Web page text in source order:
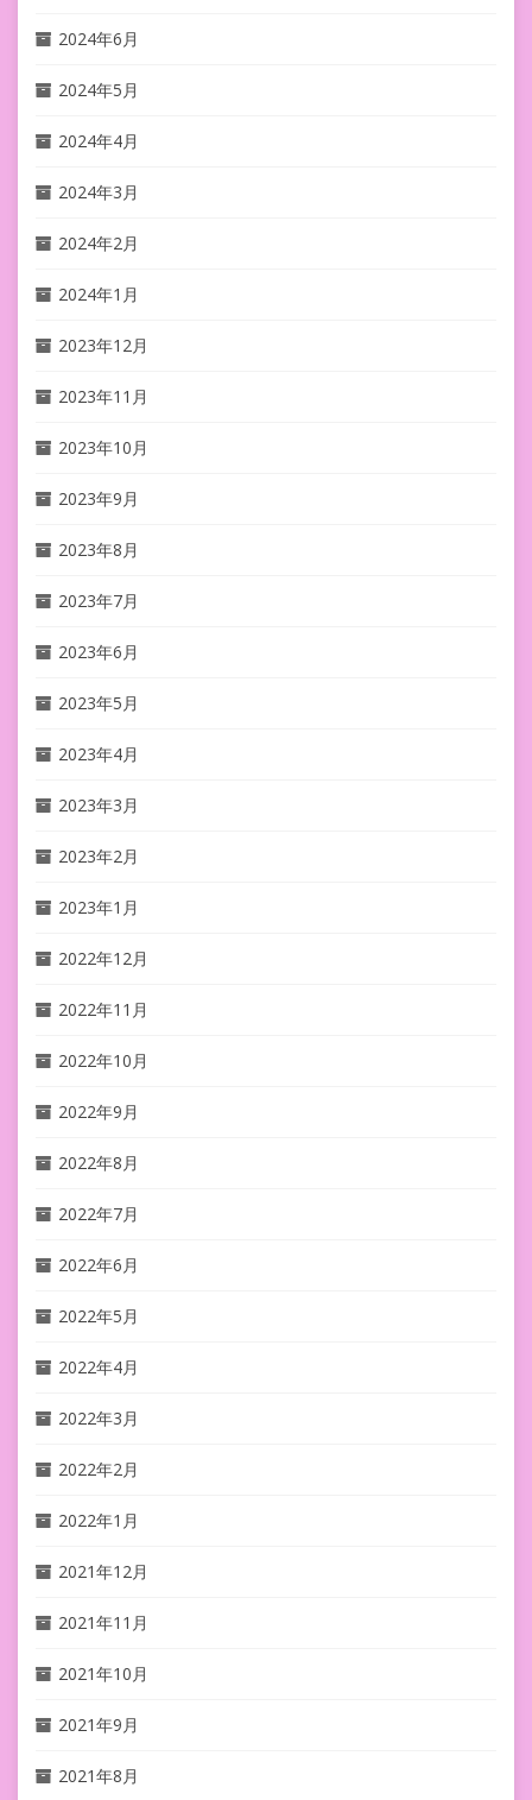
2024年6月
2024年5月
2024年4月
2024年3月
2024年2月
2024年1月
2023年12月
2023年11月
2023年10月
2023年9月
2023年8月
2023年7月
2023年6月
2023年5月
2023年4月
2023年3月
2023年2月
2023年1月
2022年12月
2022年11月
2022年10月
2022年9月
2022年8月
2022年7月
2022年6月
2022年5月
2022年4月
2022年3月
2022年2月
2022年1月
2021年12月
2021年11月
2021年10月
2021年9月
2021年8月